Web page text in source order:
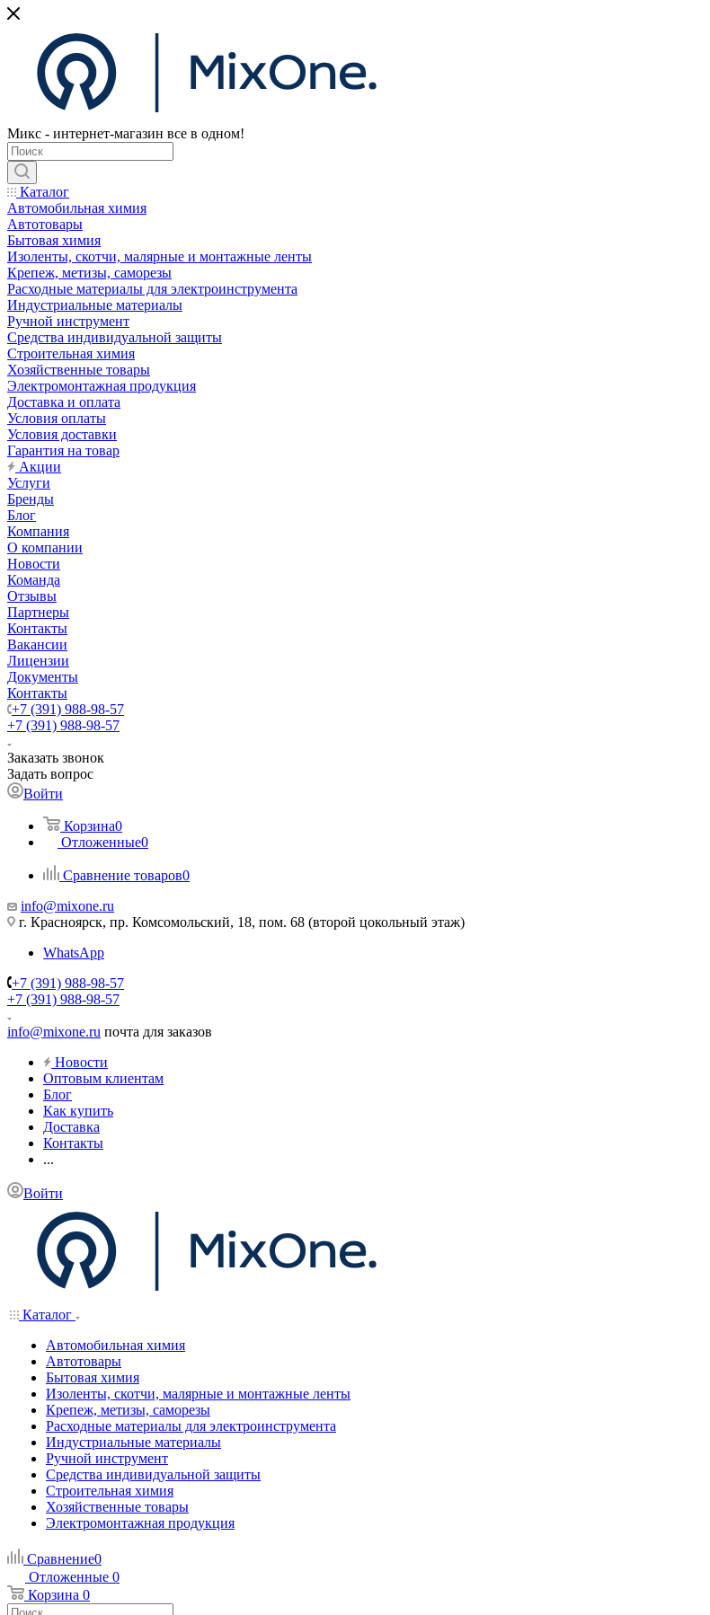
Микс - интернет-магазин все в одном!
Каталог
Автомобильная химия
Автотовары
Бытовая химия
Изоленты, скотчи, малярные и монтажные ленты
Крепеж, метизы, саморезы
Расходные материалы для электроинструмента
Индустриальные материалы
Ручной инструмент
Средства индивидуальной защиты
Строительная химия
Хозяйственные товары
Электромонтажная продукция
Доставка и оплата
Условия оплаты
Условия доставки
Гарантия на товар
Акции
Услуги
Бренды
Блог
Компания
О компании
Новости
Команда
Отзывы
Партнеры
Контакты
Вакансии
Лицензии
Документы
Контакты
+7 (391) 988-98-57
+7 (391) 988-98-57
Заказать звонок
Задать вопрос
Войти
Корзина0
Отложенные0
Сравнение товаров0
info@mixone.ru
г. Красноярск, пр. Комсомольский, 18, пом. 68 (второй цокольный этаж)
WhatsApp
+7 (391) 988-98-57
+7 (391) 988-98-57
info@mixone.ru почта для заказов
Новости
Оптовым клиентам
Блог
Как купить
Доставка
Контакты
...
Войти
Каталог
Автомобильная химия
Автотовары
Бытовая химия
Изоленты, скотчи, малярные и монтажные ленты
Крепеж, метизы, саморезы
Расходные материалы для электроинструмента
Индустриальные материалы
Ручной инструмент
Средства индивидуальной защиты
Строительная химия
Хозяйственные товары
Электромонтажная продукция
Сравнение0
Отложенные 0
Корзина 0